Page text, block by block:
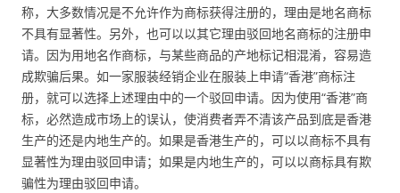
称，大多数情况是不允许作为商标获得注册的，理由是地名商标
不具有显著性。另外，也可以以其它理由驳回地名商标的注册申
请。因为用地名作商标，与某些商品的产地标记相混淆，容易造
成欺骗后果。如一家服装经销企业在服装上申请“香港”商标注
册，就可以选择上述理由中的一个驳回申请。因为使用“香港”商
标，必然造成市场上的误认，使消费者弄不清该产品到底是香港
生产的还是内地生产的。如果是香港生产的，可以以商标不具有
显著性为理由驳回申请；如果是内地生产的，可以以商标具有欺
骗性为理由驳回申请。